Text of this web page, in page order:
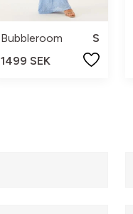
Bubbleroom
S
1499 SEK